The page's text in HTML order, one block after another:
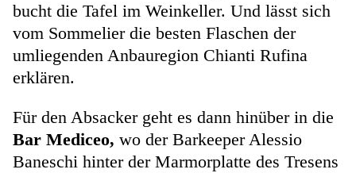
bucht die Tafel im Weinkeller. Und lässt sich
vom Sommelier die besten Flaschen der
umliegenden Anbauregion Chianti Rufina
erklären.
Für den Absacker geht es dann hinüber in die
Bar Mediceo, wo der Barkeeper Alessio
Baneschi hinter der Marmorplatte des Tresens